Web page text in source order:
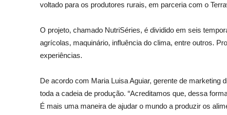
voltado para os produtores rurais, em parceria com o
O projeto, chamado NutriSéries, é dividido em seis
agrícolas, maquinário, influência do clima, entre outros.
experiências.
De acordo com Maria Luisa Aguiar, gerente de
toda a cadeia de produção. “Acreditamos que, dessa
É mais uma maneira de ajudar o mundo a produzir os